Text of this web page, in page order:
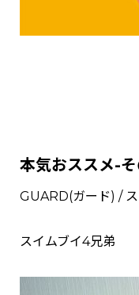
本気おススメ-
GUARD(ガード) /
スイムブイ4兄弟